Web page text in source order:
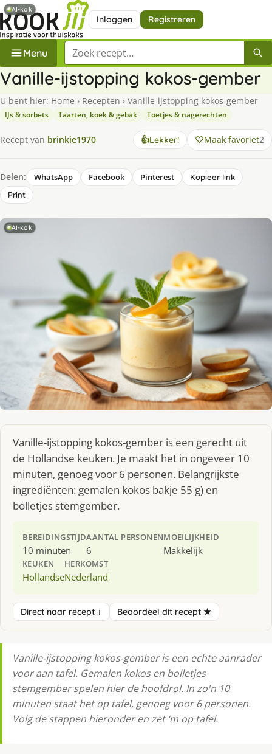
Inloggen Registreren
Menu Zoek een recept
Va­nil­le-ijstop­ping ko­kos-gem­ber
U bent hier: Home › Recepten › Va­nil­le-ijstop­ping ko­kos-gem­ber
IJs & sorbets Taarten, koek & gebak Toetjes & nagerechten
Recept van brinkie1970 👍Lekker! Maak favoriet2
Delen: WhatsApp Facebook Pinterest
Kopieer link
Print
AI-kok
Va­nil­le-ijstop­ping ko­kos-gem­ber is een gerecht uit
de Hollandse keuken. Je maakt het in ongeveer 10
minuten, genoeg voor 6 personen. Belangrijkste
ingrediënten: gemalen kokos bakje 55 g) en
bolletjes stemgember.
BEREIDINGSTIJD
10 minuten
AANTAL PERSONEN
6
MOEILIJKHEID
Makkelijk
KEUKEN
Hollandse
HERKOMST
Nederland
Direct naar recept ↓ Beoordeel dit recept ★
Va­nil­le-ijstop­ping ko­kos-gem­ber is een echte aanrader
voor aan tafel. Gemalen kokos en bolletjes
stemgember spelen hier de hoofdrol. In zo'n 10
minuten staat het op tafel, genoeg voor 6 personen.
Volg de stappen hieronder en zet ‘m op tafel.
AI-kok